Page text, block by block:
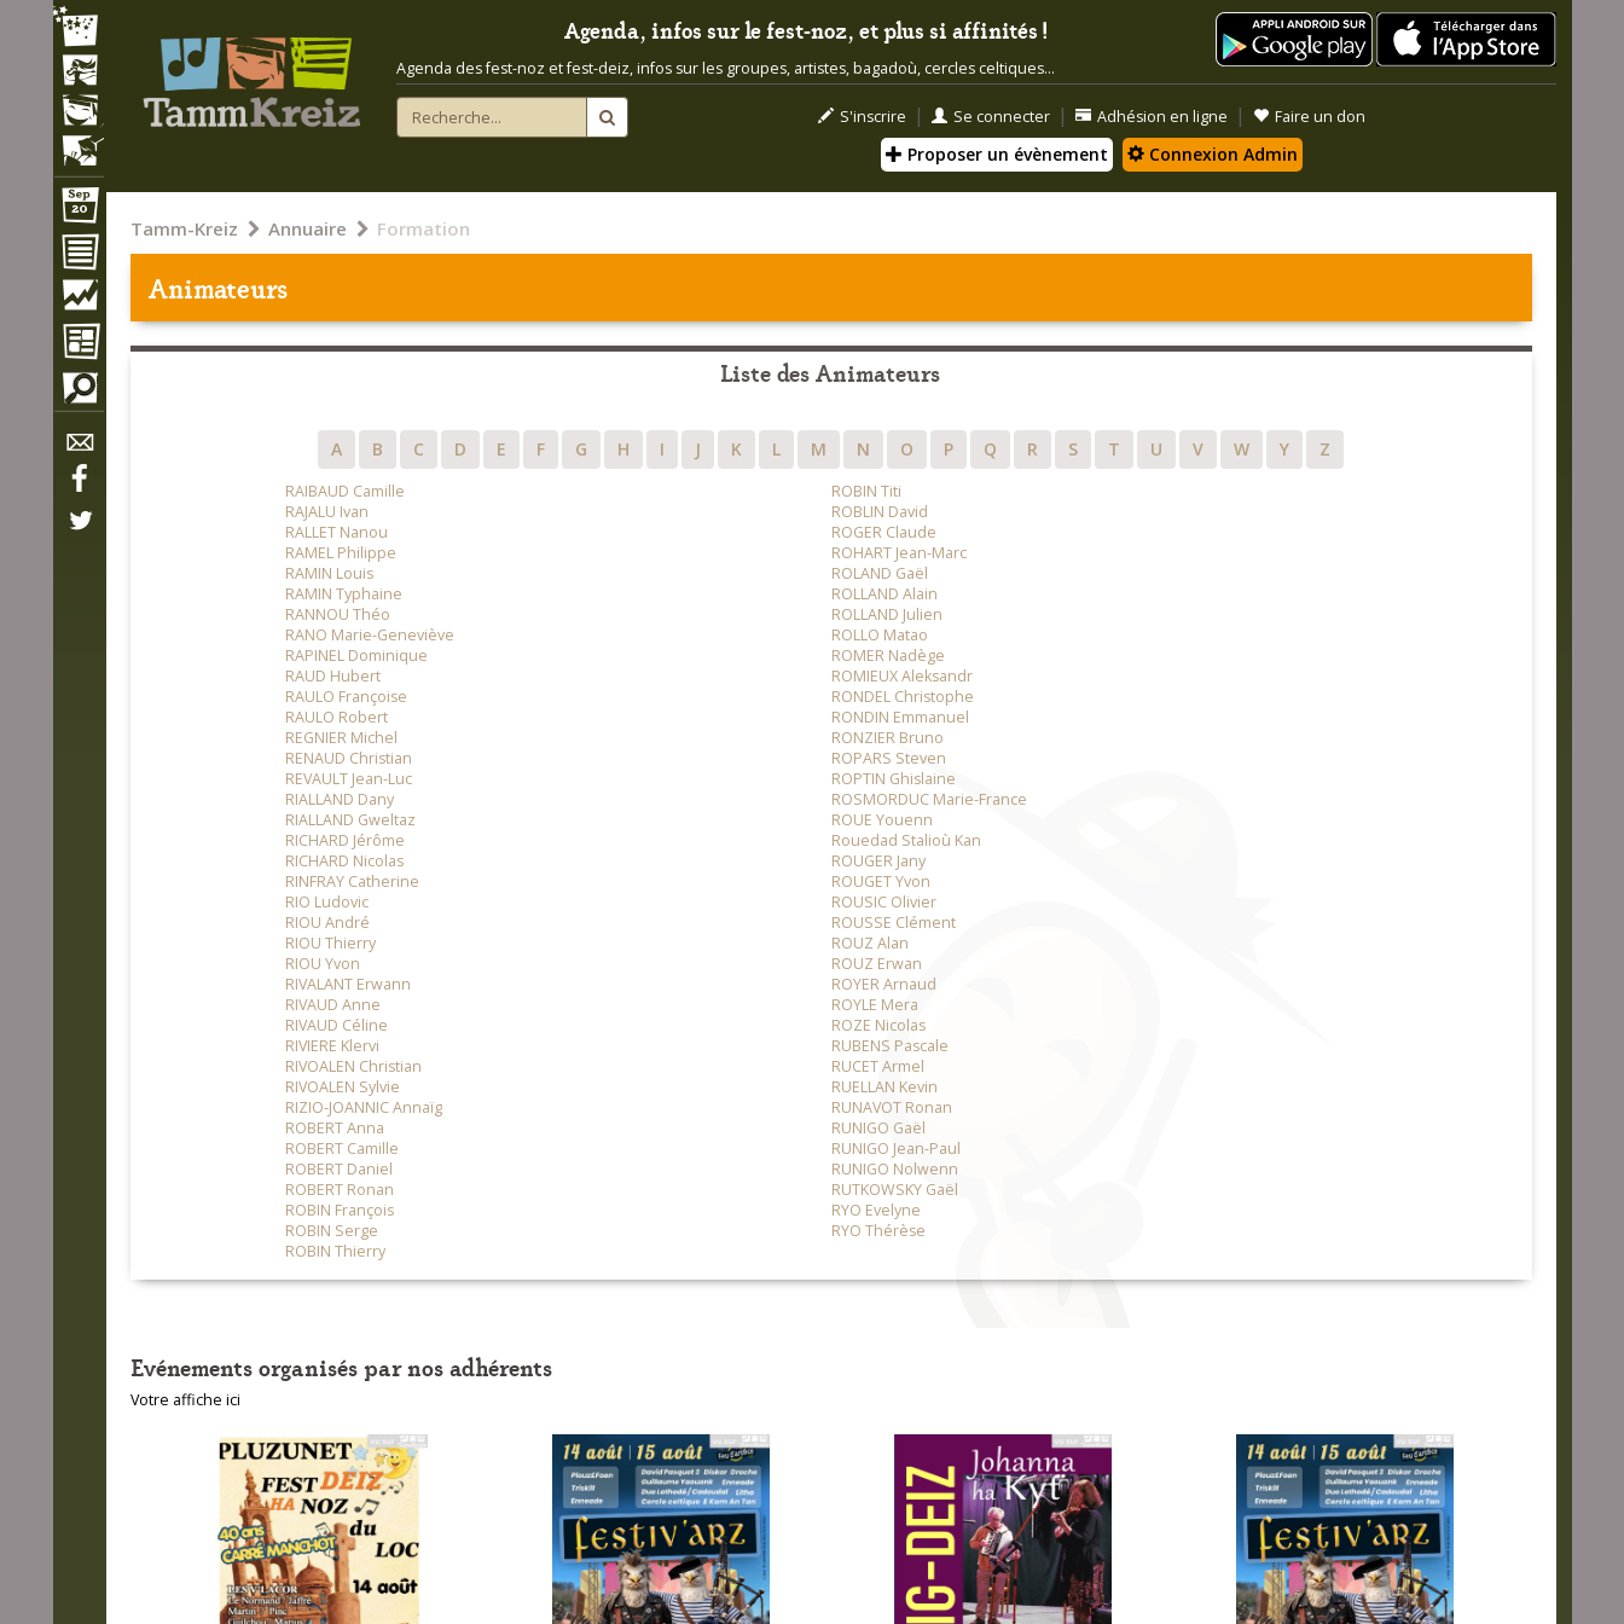
Agenda, infos sur le fest-noz, et plus si affinités !
Agenda des fest-noz et fest-deiz, infos sur les groupes, artistes, bagadoù, cercles celtiques...
S'inscrire | Se connecter | Adhésion en ligne | Faire un don
Proposer un évènement Connexion Admin
Tamm-Kreiz Annuaire Formation
Animateurs
Liste des Animateurs
A B C D E F G H I J K L M N O P Q R S T U V W Y Z
RAIBAUD Camille
RAJALU Ivan
RALLET Nanou
RAMEL Philippe
RAMIN Louis
RAMIN Typhaine
RANNOU Théo
RANO Marie-Geneviève
RAPINEL Dominique
RAUD Hubert
RAULO Françoise
RAULO Robert
REGNIER Michel
RENAUD Christian
REVAULT Jean-Luc
RIALLAND Dany
RIALLAND Gweltaz
RICHARD Jérôme
RICHARD Nicolas
RINFRAY Catherine
RIO Ludovic
RIOU André
RIOU Thierry
RIOU Yvon
RIVALANT Erwann
RIVAUD Anne
RIVAUD Céline
RIVIERE Klervi
RIVOALEN Christian
RIVOALEN Sylvie
RIZIO-JOANNIC Annaïg
ROBERT Anna
ROBERT Camille
ROBERT Daniel
ROBERT Ronan
ROBIN François
ROBIN Serge
ROBIN Thierry
ROBIN Titi
ROBLIN David
ROGER Claude
ROHART Jean-Marc
ROLAND Gaël
ROLLAND Alain
ROLLAND Julien
ROLLO Matao
ROMER Nadège
ROMIEUX Aleksandr
RONDEL Christophe
RONDIN Emmanuel
RONZIER Bruno
ROPARS Steven
ROPTIN Ghislaine
ROSMORDUC Marie-France
ROUE Youenn
Rouedad Stalioù Kan
ROUGER Jany
ROUGET Yvon
ROUSIC Olivier
ROUSSE Clément
ROUZ Alan
ROUZ Erwan
ROYER Arnaud
ROYLE Mera
ROZE Nicolas
RUBENS Pascale
RUCET Armel
RUELLAN Kevin
RUNAVOT Ronan
RUNIGO Gaël
RUNIGO Jean-Paul
RUNIGO Nolwenn
RUTKOWSKY Gaël
RYO Evelyne
RYO Thérèse
Evénements organisés par nos adhérents
Votre affiche ici